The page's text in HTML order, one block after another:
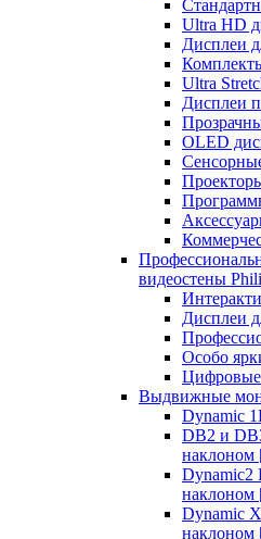
Ultra HD
Дисплеи
Ultra
Дисплеи
OLED
видеостены
Дисплеи
Особо
Цифровые
Выдвижные
Dynamic
DB2 и
наклоном
наклоном
Dynamic
наклоном